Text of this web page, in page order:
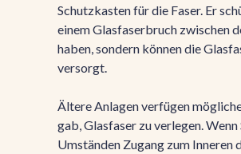
Schutzkasten für die Faser. Er
einem Glasfaserbruch zwischen
haben, sondern können die
versorgt.
Ältere Anlagen verfügen
gab, Glasfaser zu verlegen.
Umständen Zugang zum Inneren